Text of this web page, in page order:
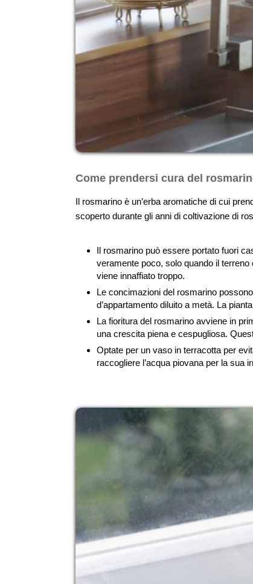
Come prendersi cura del
Il rosmarino è un’erba aromatiche di cui
scoperto durante gli anni di coltivazione di
Il rosmarino può essere portato fuori
veramente poco, solo quando il
viene innaffiato troppo.
Le concimazioni del rosmarino
d’appartamento diluito a metà. La
La fioritura del rosmarino avviene in
una crescita piena e cespugliosa.
Optate per un vaso in terracotta per
raccogliere l’acqua piovana per la sua